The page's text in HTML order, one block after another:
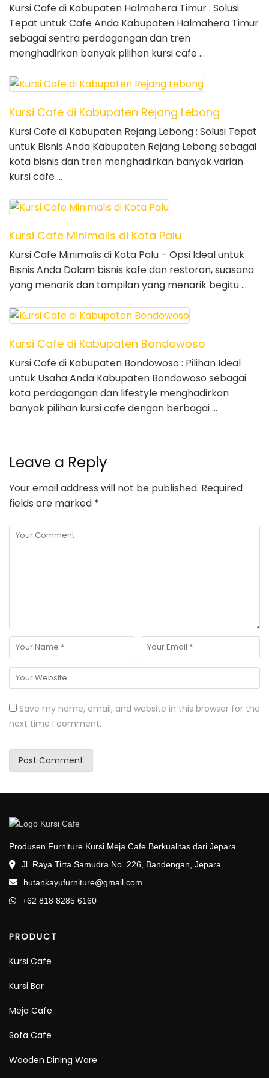
Kursi Cafe di Kabupaten Halmahera Timur : Solusi
Tepat untuk Cafe Anda Kabupaten Halmahera Timur
sebagai sentra perdagangan dan tren
menghadirkan banyak pilihan kursi cafe …
Kursi Cafe di Kabupaten Rejang Lebong
Kursi Cafe di Kabupaten Rejang Lebong : Solusi Tepat
untuk Bisnis Anda Kabupaten Rejang Lebong sebagai
kota bisnis dan tren menghadirkan banyak varian
kursi cafe …
Kursi Cafe Minimalis di Kota Palu
Kursi Cafe Minimalis di Kota Palu – Opsi Ideal untuk
Bisnis Anda Dalam bisnis kafe dan restoran, suasana
yang menarik dan tampilan yang menarik begitu …
Kursi Cafe di Kabupaten Bondowoso
Kursi Cafe di Kabupaten Bondowoso : Pilihan Ideal
untuk Usaha Anda Kabupaten Bondowoso sebagai
kota perdagangan dan lifestyle menghadirkan
banyak pilihan kursi cafe dengan berbagai …
Leave a Reply
Your email address will not be published. Required
fields are marked *
Save my name, email, and website in this browser for the
next time I comment.
Produsen Furniture Kursi Meja Cafe Berkualitas dari Jepara.
Jl. Raya Tirta Samudra No. 226, Bandengan, Jepara
hutankayufurniture@gmail.com
+62 818 8285 6160
PRODUCT
Kursi Cafe
Kursi Bar
Meja Cafe
Sofa Cafe
Wooden Dining Ware